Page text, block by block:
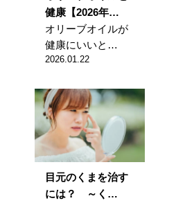
健康【2026年…
オリーブオイルが
健康にいいと…
2026.01.22
目元のくまを治す
には？ ～く…